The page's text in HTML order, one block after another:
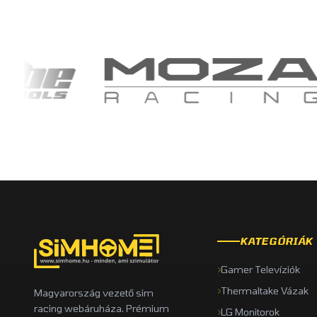
Magyarország vezető sim
racing webáruháza. Prémium
KATEGÓRIÁK
Gamer Televíziók
Thermaltake Vázak
LG Monitorok